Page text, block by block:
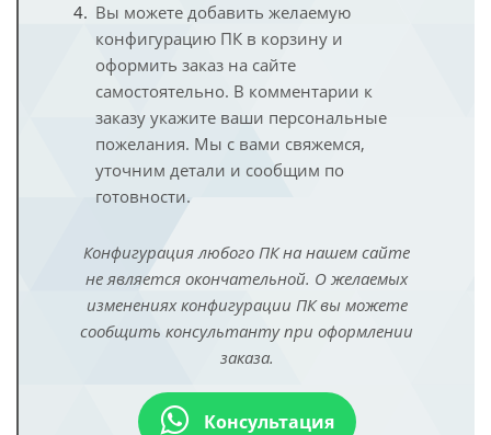
Вы можете добавить желаемую
конфигурацию ПК в корзину и
оформить заказ на сайте
самостоятельно. В комментарии к
заказу укажите ваши персональные
пожелания. Мы с вами свяжемся,
уточним детали и сообщим по
готовности.
Конфигурация любого ПК на нашем сайте
не является окончательной. О желаемых
изменениях конфигурации ПК вы можете
сообщить консультанту при оформлении
заказа.
Консультация